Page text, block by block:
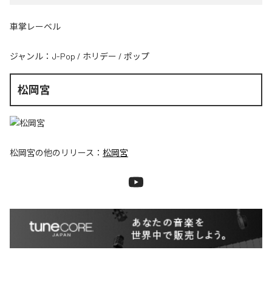
車掌レーベル
ジャンル： J-Pop / ホリデー / ポップ
松岡宮
松岡宮の他のリリース： 松岡宮